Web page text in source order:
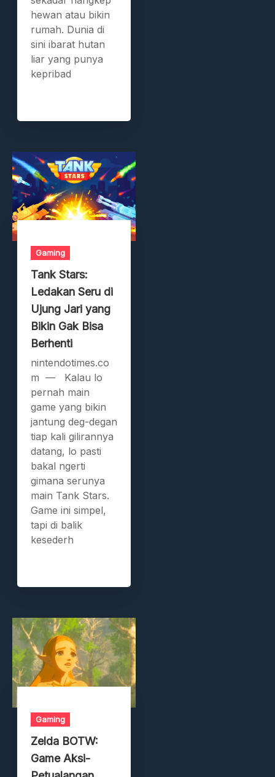
hewan atau bikin
rumah. Dunia di
sini ibarat hutan
liar yang punya
kepribad
Gaming
Tank Stars:
Ledakan Seru di
Ujung Jari yang
Bikin Gak Bisa
Berhenti
nintendotimes.co
m — Kalau lo
pernah main
game yang bikin
jantung deg-degan
tiap kali gilirannya
datang, lo pasti
bakal ngerti
gimana serunya
main Tank Stars.
Game ini simpel,
tapi di balik
kesederh
Gaming
Zelda BOTW:
Game Aksi-